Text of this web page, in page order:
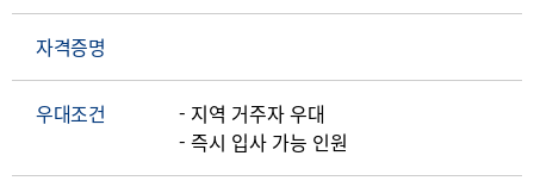
자격증명
우대조건
- 지역 거주자 우대
- 즉시 입사 가능 인원